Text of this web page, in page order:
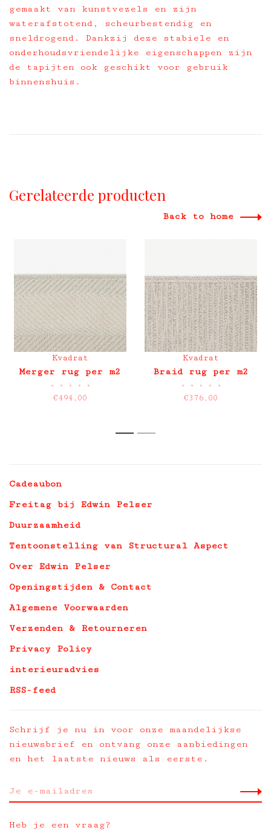
gemaakt van kunstvezels en zijn
waterafstotend, scheurbestendig en
sneldrogend. Dankzij deze stabiele en
onderhoudsvriendelijke eigenschappen zijn
de tapijten ook geschikt voor gebruik
binnenshuis.
Gerelateerde producten
Back to home
Kvadrat
Merger rug per m2
• • • • •
€494,00
Kvadrat
Braid rug per m2
• • • • •
€376,00
1 2
Cadeaubon
Freitag bij Edwin Pelser
Duurzaamheid
Tentoonstelling van Structural Aspect
Over Edwin Pelser
Openingstijden & Contact
Algemene Voorwaarden
Verzenden & Retourneren
Privacy Policy
interieuradvies
RSS-feed
Schrijf je nu in voor onze maandelijkse
nieuwsbrief en ontvang onze aanbiedingen
en het laatste nieuws als eerste.
Heb je een vraag?